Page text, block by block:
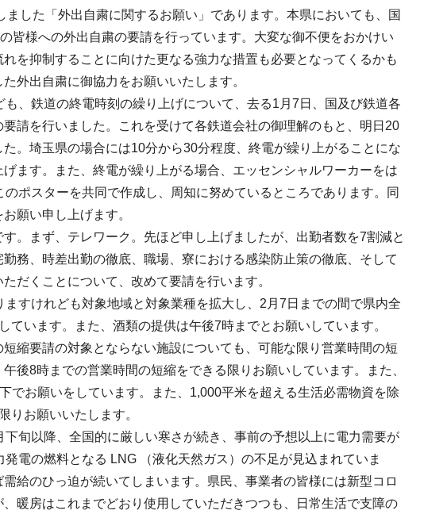
した「外出自粛に関するお願い」であります。本県においても、国
皆様への外出自粛の要請を行っています。大変な御不便をおかけい
を抑制することに向けた更なる強力な措置も必要となってくるかも
外出自粛に御協力をお願いいたします。
、鉄道の終電時刻の繰り上げについて、去る1月7日、国及び鉄道各
請を行いました。これを受けて各鉄道会社の御理解のもと、明日20
。埼玉県の場合には10分から30分程度、終電が繰り上がることにな
ます。また、終電が繰り上がる場合、エッセンシャルワーカーをは
ポスターを共同で作成し、周知に努めているところであります。同
願い申し上げます。
。まず、テレワーク。先ほど申し上げましたが、出勤者数を7割減と
務、時差出勤の徹底、職場、寮における感染防止策の徹底、そして
だくことについて、改めて要請を行います。
すけれども対象地域と対象業種を拡大し、2月7日までの間で県内全
います。また、酒類の提供は午後7時までとお願いしています。
縮要請の対象とならない施設についても、可能な限り営業時間の短
後8時までの営業時間の短縮をできる限りお願いしています。また、
でお願いをしています。また、1,000平米を超える生活必需物資を除
りお願いいたします。
旬以降、全国的に厳しい寒さが続き、事前の予想以上に電力需要が
電の燃料となる LNG （液化天然ガス）の不足が見込まれていま
給のひっ迫が続いてしまいます。県民、事業者の皆様には新型コロ
暖房はこれまでどおり使用していただきつつも、日常生活で支障の